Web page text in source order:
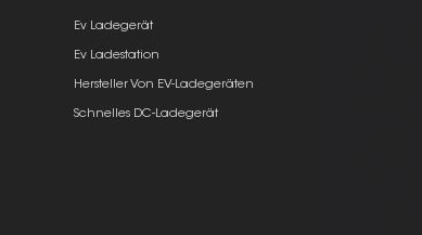
Ev Ladegerät
Ev Ladestation
Hersteller Von EV-Ladegeräten
Schnelles DC-Ladegerät